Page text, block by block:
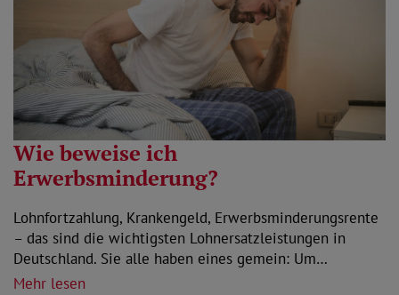
Wie beweise ich
Erwerbsminderung?
Lohnfortzahlung, Krankengeld, Erwerbsminderungsrente
– das sind die wichtigsten Lohnersatzleistungen in
Deutschland. Sie alle haben eines gemein: Um…
Mehr lesen